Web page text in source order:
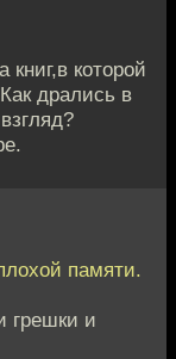
которой
дрались в
памяти.
грешки и